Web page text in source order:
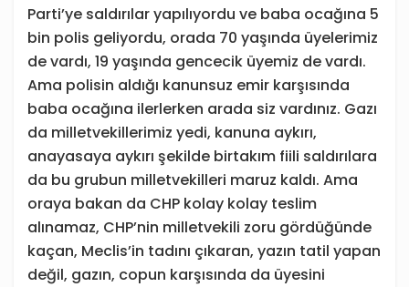
Parti’ye saldırılar yapılıyordu ve baba ocağına 5
bin polis geliyordu, orada 70 yaşında üyelerimiz
de vardı, 19 yaşında gencecik üyemiz de vardı.
Ama polisin aldığı kanunsuz emir karşısında
baba ocağına ilerlerken arada siz vardınız. Gazı
da milletvekillerimiz yedi, kanuna aykırı,
anayasaya aykırı şekilde birtakım fiili saldırılara
da bu grubun milletvekilleri maruz kaldı. Ama
oraya bakan da CHP kolay kolay teslim
alınamaz, CHP’nin milletvekili zoru gördüğünde
kaçan, Meclis’in tadını çıkaran, yazın tatil yapan
değil, gazın, copun karşısında da üyesini